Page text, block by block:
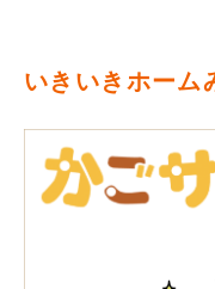
いきいきホーム